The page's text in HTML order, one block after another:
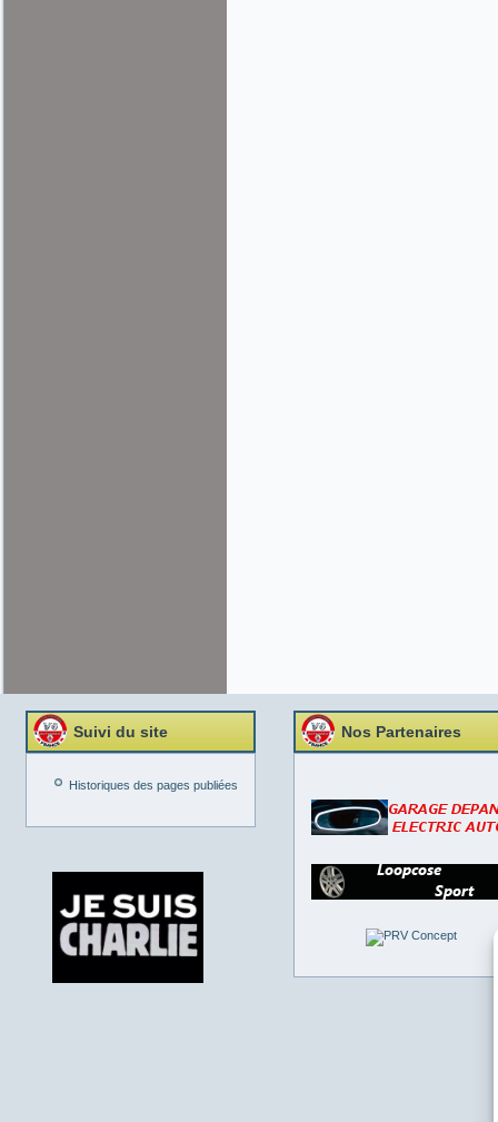
Suivi du site
Historiques des pages publiées
Nos Partenaires